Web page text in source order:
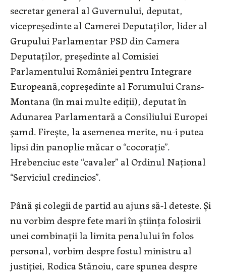
secretar general al Guvernului, deputat,
vicepreședinte al Camerei Deputaților, lider al
Grupului Parlamentar PSD din Camera
Deputaților, preşedinte al Comisiei
Parlamentului României pentru Integrare
Europeană,copreședinte al Forumului Crans-
Montana (în mai multe ediții), deputat în
Adunarea Parlamentară a Consiliului Europei
șamd. Firește, la asemenea merite, nu-i putea
lipsi din panoplie măcar o “cocorație”.
Hrebenciuc este “cavaler” al Ordinul Naţional
“Serviciul credincios”.
Până și colegii de partid au ajuns să-l deteste. Și
nu vorbim despre fete mari în știința folosirii
unei combinații la limita penalului în folos
personal, vorbim despre fostul ministru al
justiției, Rodica Stănoiu, care spunea despre